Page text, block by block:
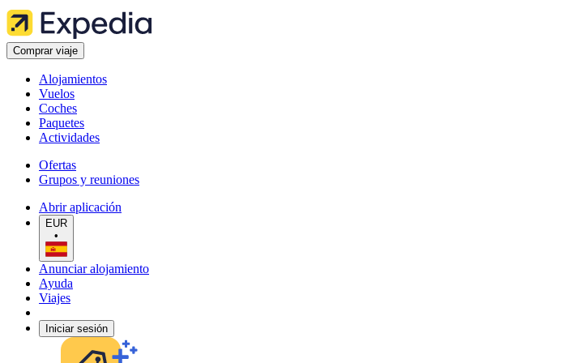
Comprar viaje
Alojamientos
Vuelos
Coches
Paquetes
Actividades
Ofertas
Grupos y reuniones
Abrir aplicación
EUR
•
Anunciar alojamiento
Ayuda
Viajes
Iniciar sesión